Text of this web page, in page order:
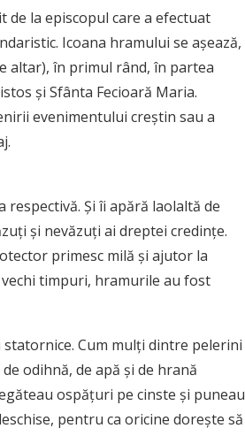
la episcopul care a efectuat
Icoana hramului se aşează,
altar), în primul rând, în partea
şi Sfânta Fecioară Maria.
evenimentului creștin sau a
Și îi apără laolaltă de
şi nevăzuţi ai dreptei credinţe.
primesc milă și ajutor la
vechi timpuri, hramurile au fost
Cum mulți dintre pelerini
odihnă, de apă și de hrană
ospățuri pe cinste și puneau
pentru ca oricine dorește să